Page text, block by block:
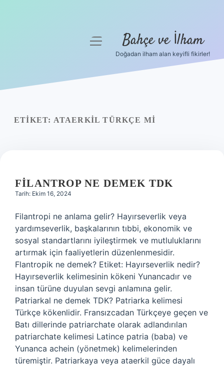
Yasal Uyarı
menüyü
Bahçe ve İlham
Doğadan ilham alan keyifli fikirler!
ETIKET: ATAERKIL TÜRKÇE MI
FILANTROP NE DEMEK TDK
Tarih: Ekim 16, 2024
Filantropi ne anlama gelir? Hayırseverlik veya
yardımseverlik, başkalarının tıbbi, ekonomik ve
sosyal standartlarını iyileştirmek ve mutluluklarını
artırmak için faaliyetlerin düzenlenmesidir.
Flantropik ne demek? Etiket: Hayırseverlik nedir?
Hayırseverlik kelimesinin kökeni Yunancadır ve
insan türüne duyulan sevgi anlamına gelir.
Patriarkal ne demek TDK? Patriarka kelimesi
Türkçe kökenlidir. Fransızcadan Türkçeye geçen ve
Batı dillerinde patriarchate olarak adlandırılan
patriarchate kelimesi Latince patria (baba) ve
Yunanca achein (yönetmek) kelimelerinden
türemiştir. Patriarkaya veya ataerkil güce dayalı